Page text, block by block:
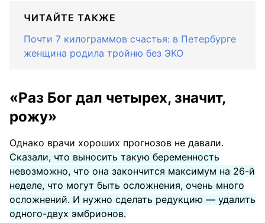
ЧИТАЙТЕ ТАКЖЕ
Почти 7 килограммов счастья: в Петербурге
женщина родила тройню без ЭКО
«Раз Бог дал четырех, значит,
рожу»
Однако врачи хороших прогнозов не давали.
Сказали, что выносить такую беременность
невозможно, что она закончится максимум на 26-й
неделе, что могут быть осложнения, очень много
осложнений. И нужно сделать редукцию — удалить
одного-двух эмбрионов.